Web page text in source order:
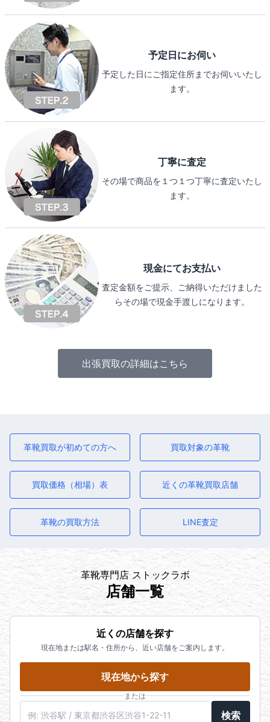
予定日にお伺い
予定した日にご指定住所までお伺いいたし
ます。
丁寧に査定
その場で商品を１つ１つ丁寧に査定いたし
ます。
現金にてお支払い
査定金額をご提示、ご納得いただけました
らその場で現金手渡しになります。
出張買取の詳細はこちら
革靴買取が初めての方へ 買取対象の革靴
買取価格（相場）表 近くの革靴買取店舗
革靴の買取方法 LINE査定
革靴専門店 ストックラボ
店舗一覧
近くの店舗を探す
現在地または駅名・住所から、近い店舗をご案内します。
現在地から探す
または
検索